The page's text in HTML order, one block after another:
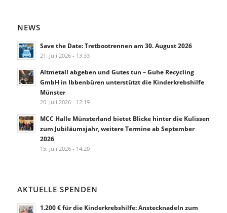
NEWS
Save the Date: Tretbootrennen am 30. August 2026
21. Juli 2026 - 13:33
Altmetall abgeben und Gutes tun – Guhe Recycling
GmbH in Ibbenbüren unterstützt die Kinderkrebshilfe
Münster
20. Juli 2026 - 12:19
MCC Halle Münsterland bietet Blicke hinter die Kulissen
zum Jubiläumsjahr, weitere Termine ab September
2026
15. Juli 2026 - 14:20
AKTUELLE SPENDEN
1.200 € für die Kinderkrebshilfe: Anstecknadeln zum